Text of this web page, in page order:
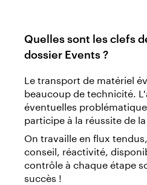
Quelles sont les clefs
dossier Events ?
Le transport de matériel
beaucoup de technicité.
éventuelles
participe à la réussite de
On travaille en flux
conseil, réactivité,
contrôle à chaque étape
succès !